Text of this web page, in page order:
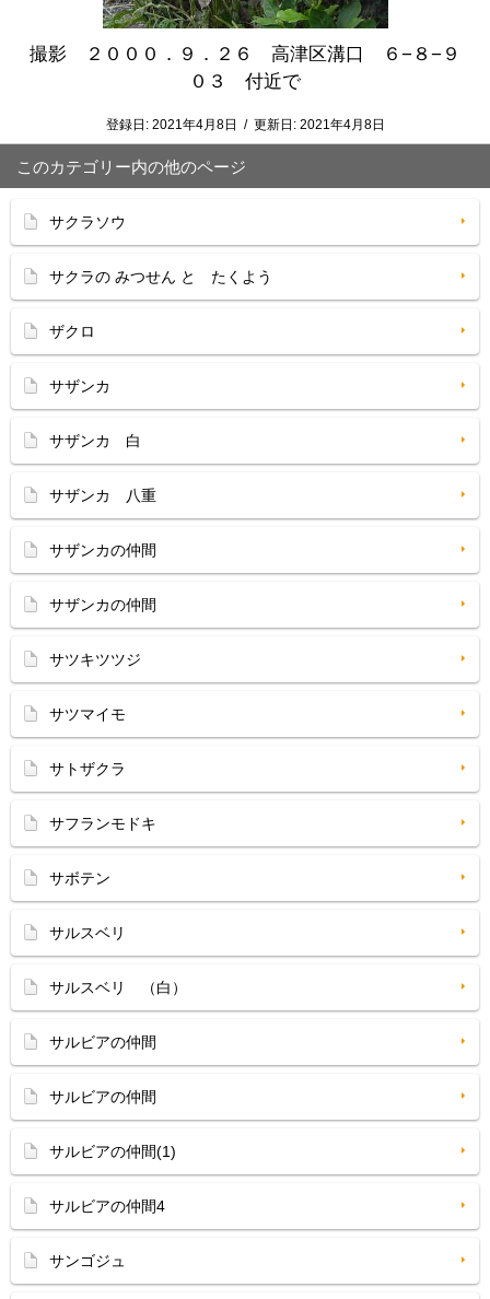
撮影 ２０００．９．２６ 高津区溝口 ６−８−９
０３ 付近で
登録日: 2021年4月8日 / 更新日: 2021年4月8日
このカテゴリー内の他のページ
サクラソウ
サクラの みつせん と たくよう
ザクロ
サザンカ
サザンカ 白
サザンカ 八重
サザンカの仲間
サザンカの仲間
サツキツツジ
サツマイモ
サトザクラ
サフランモドキ
サボテン
サルスベリ
サルスベリ （白）
サルビアの仲間
サルビアの仲間
サルビアの仲間(1)
サルビアの仲間4
サンゴジュ